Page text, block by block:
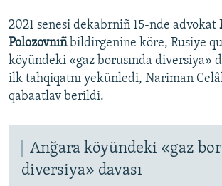
2021 senesi dekabrniñ 15-nde advokat
Polozovnıñ bildirgenine köre, Rusiye
köyündeki «gaz borusında diversiya»
ilk tahqiqatnı yekünledi, Nariman
qabaatlav berildi.
Anğara köyündeki «gaz
diversiya» davası